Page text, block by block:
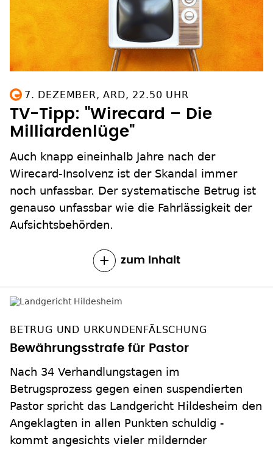
7. DEZEMBER, ARD, 22.50 UHR
TV-Tipp: "Wirecard – Die
Milliardenlüge"
Auch knapp eineinhalb Jahre nach der
Wirecard-Insolvenz ist der Skandal immer
noch unfassbar. Der systematische Betrug ist
genauso unfassbar wie die Fahrlässigkeit der
Aufsichtsbehörden.
zum Inhalt
BETRUG UND URKUNDENFÄLSCHUNG
Bewährungsstrafe für Pastor
Nach 34 Verhandlungstagen im
Betrugsprozess gegen einen suspendierten
Pastor spricht das Landgericht Hildesheim den
Angeklagten in allen Punkten schuldig -
kommt angesichts vieler mildernder